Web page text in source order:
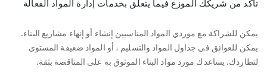
تأكد من شريكك الموزع فيما يتعلق بخدمات إدارة المواد الفعالة
يمكن للشراكة مع موردي المواد المناسبين إنشاء أو إنهاء مشاريع البناء.
يمكن للعوائق في جداول المواد والتسليم ، أو المواد ضعيفة المستوى
لتطاردك. يساعدك مورد مواد البناء الموثوق به على المناقصة بثقة.